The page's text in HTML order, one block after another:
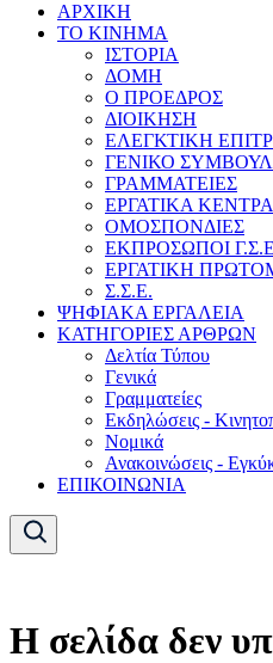
ΑΡΧΙΚΗ
ΤΟ ΚΙΝΗΜΑ
ΙΣΤΟΡΙΑ
ΔΟΜΗ
Ο ΠΡΟΕΔΡΟΣ
ΔΙΟΙΚΗΣΗ
ΕΛΕΓΚΤΙΚΗ
ΓΕΝΙΚΟ
ΓΡΑΜΜΑΤΕΙΕΣ
ΕΡΓΑΤΙΚΑ ΚΕΝΤΡΑ
ΟΜΟΣΠΟΝΔΙΕΣ
ΕΚΠΡΟΣΩΠΟΙ
ΕΡΓΑΤΙΚΗ
Σ.Σ.Ε.
ΨΗΦΙΑΚΑ ΕΡΓΑΛΕΙΑ
ΚΑΤΗΓΟΡΙΕΣ ΑΡΘΡΩΝ
Δελτία Τύπου
Γενικά
Γραμματείες
Εκδηλώσεις -
Νομικά
Ανακοινώσεις -
ΕΠΙΚΟΙΝΩΝΙΑ
Η σελίδα δεν